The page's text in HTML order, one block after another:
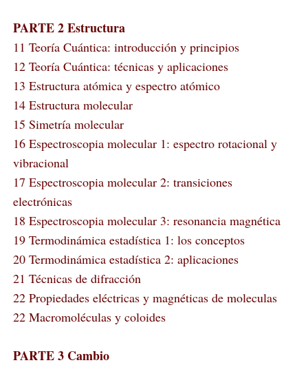
PARTE 2 Estructura
11 Teoría Cuántica: introducción y principios
12 Teoría Cuántica: técnicas y aplicaciones
13 Estructura atómica y espectro atómico
14 Estructura molecular
15 Simetría molecular
16 Espectroscopia molecular 1: espectro rotacional y
vibracional
17 Espectroscopia molecular 2: transiciones
electrónicas
18 Espectroscopia molecular 3: resonancia magnética
19 Termodinámica estadística 1: los conceptos
20 Termodinámica estadística 2: aplicaciones
21 Técnicas de difracción
22 Propiedades eléctricas y magnéticas de moleculas
22 Macromoléculas y coloides
PARTE 3 Cambio